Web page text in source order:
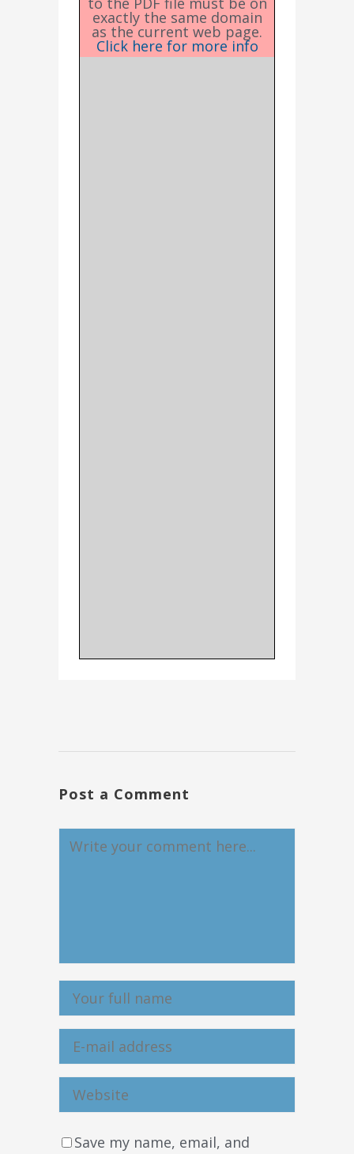
exactly the same domain
as the current web page.
Click here for more info
Post a Comment
Save my name, email, and